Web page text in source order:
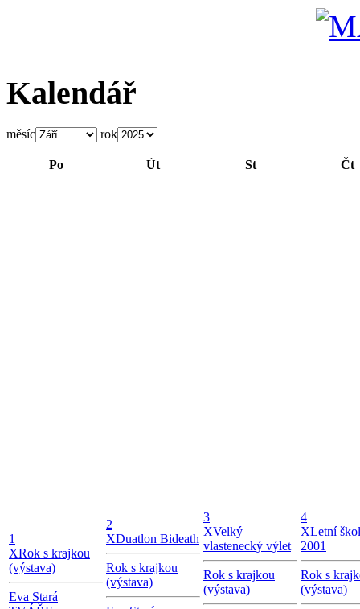
Kalendář
měsíc rok
Po Út St Čt
1
XRok s krajkou
(výstava)
Eva Stará
2
XDuatlon Bideath
Rok s krajkou
(výstava)
3
XVelký
vlastenecký výlet
Rok s krajkou
(výstava)
4
XLetní
2001
Rok s
(výstava)